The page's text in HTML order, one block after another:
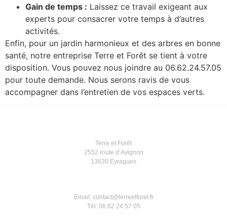
Gain de temps : Laissez ce travail exigeant aux
experts pour consacrer votre temps à d’autres
activités.
Enfin, pour un jardin harmonieux et des arbres en bonne
santé, notre entreprise Terre et Forêt se tient à votre
disposition. Vous pouvez nous joindre au 06.62.24.57.05
pour toute demande. Nous serons ravis de vous
accompagner dans l’entretien de vos espaces verts.
Terre et Forêt
2552 route d’Avignon
13630 Eyragues
Email: contact@terreetforet.fr
Tél: 06 62 24 57 05